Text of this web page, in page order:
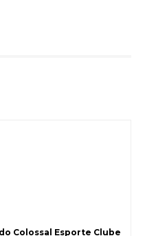
Colossal Esporte Clube